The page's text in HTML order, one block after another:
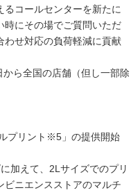
るコールセンターを新たに
時にその場でご質問いただ
わせ対応の負荷軽減に貢献
ら全国の店舗（但し一部除
プリント※5」の提供開始
加えて、2Lサイズでのプリ
ビニエンスストアのマルチ